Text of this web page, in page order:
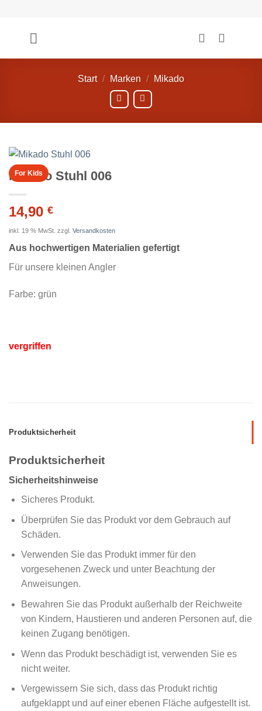
springen
Start / Marken / Mikado
For Kids
Mikado Stuhl 006
14,90 €
inkl. 19 % MwSt. zzgl. Versandkosten
Aus hochwertigen Materialien gefertigt
Für unsere kleinen Angler
Farbe: grün
vergriffen
Produktsicherheit
Produktsicherheit
Sicherheitshinweise
Sicheres Produkt.
Überprüfen Sie das Produkt vor dem Gebrauch auf
Schäden.
Verwenden Sie das Produkt immer für den
vorgesehenen Zweck und unter Beachtung der
Anweisungen.
Bewahren Sie das Produkt außerhalb der Reichweite
von Kindern, Haustieren und anderen Personen auf, die
keinen Zugang benötigen.
Wenn das Produkt beschädigt ist, verwenden Sie es
nicht weiter.
Vergewissern Sie sich, dass das Produkt richtig
aufgeklappt und auf einer ebenen Fläche aufgestellt ist.